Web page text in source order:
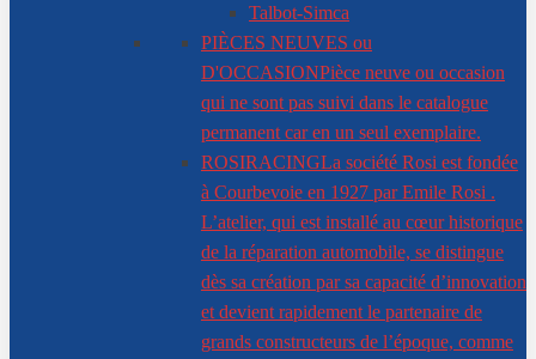
Talbot-Simca
PIÈCES NEUVES ou
D'OCCASIONPièce neuve ou occasion
qui ne sont pas suivi dans le catalogue
permanent car en un seul exemplaire.
ROSIRACINGLa société Rosi est fondée
à Courbevoie en 1927 par Emile Rosi .
L’atelier, qui est installé au cœur historique
de la réparation automobile, se distingue
dès sa création par sa capacité d’innovation
et devient rapidement le partenaire de
grands constructeurs de l’époque, comme